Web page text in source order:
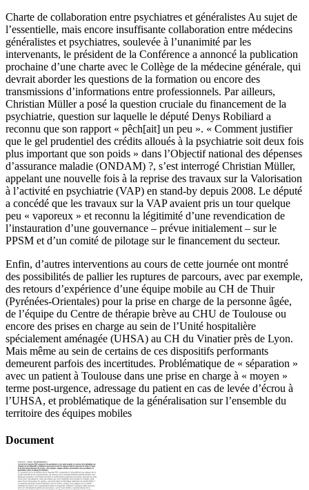
Charte de collaboration entre psychiatres et généralistes Au sujet de
l’essentielle, mais encore insuffisante collaboration entre médecins
généralistes et psychiatres, soulevée à l’unanimité par les
intervenants, le président de la Conférence a annoncé la publication
prochaine d’une charte avec le Collège de la médecine générale, qui
devrait aborder les questions de la formation ou encore des
transmissions d’informations entre professionnels. Par ailleurs,
Christian Müller a posé la question cruciale du financement de la
psychiatrie, question sur laquelle le député Denys Robiliard a
reconnu que son rapport « pêch[ait] un peu ». « Comment justifier
que le gel prudentiel des crédits alloués à la psychiatrie soit deux fois
plus important que son poids » dans l’Objectif national des dépenses
d’assurance maladie (ONDAM) ?, s’est interrogé Christian Müller,
appelant une nouvelle fois à la reprise des travaux sur la Valorisation
à l’activité en psychiatrie (VAP) en stand-by depuis 2008. Le député
a concédé que les travaux sur la VAP avaient pris un tour quelque
peu « vaporeux » et reconnu la légitimité d’une revendication de
l’instauration d’une gouvernance – prévue initialement – sur le
PPSM et d’un comité de pilotage sur le financement du secteur.
Enfin, d’autres interventions au cours de cette journée ont montré
des possibilités de pallier les ruptures de parcours, avec par exemple,
des retours d’expérience d’une équipe mobile au CH de Thuir
(Pyrénées-Orientales) pour la prise en charge de la personne âgée,
de l’équipe du Centre de thérapie brève au CHU de Toulouse ou
encore des prises en charge au sein de l’Unité hospitalière
spécialement aménagée (UHSA) au CH du Vinatier près de Lyon.
Mais même au sein de certains de ces dispositifs performants
demeurent parfois des incertitudes. Problématique de « séparation »
avec un patient à Toulouse dans une prise en charge à « moyen »
terme post-urgence, adressage du patient en cas de levée d’écrou à
l’UHSA, et problématique de la généralisation sur l’ensemble du
territoire des équipes mobiles
Document